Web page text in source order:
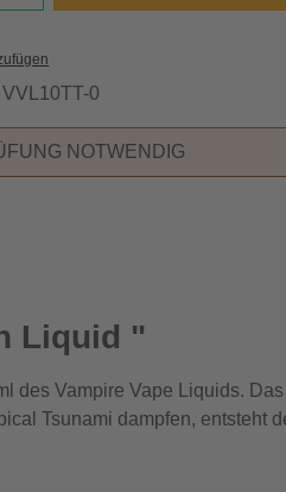
VVL10TT-0
NOTWENDIG
Liquid "
des Vampire Vape Liquids.
Tsunami dampfen, entsteht